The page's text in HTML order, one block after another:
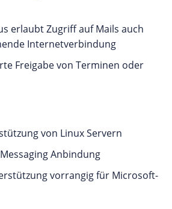
erlaubt Zugriff auf Mails auch
Internetverbindung
Freigabe von Terminen oder
von Linux Servern
Anbindung
vorrangig für Microsoft-